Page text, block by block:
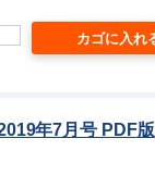
年7月号 PDF版